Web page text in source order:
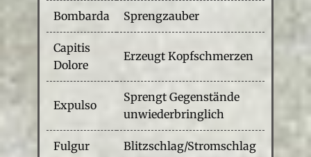
Bombarda Sprengzauber
Capitis
Dolore
Erzeugt Kopfschmerzen
Expulso
Sprengt Gegenstände
unwiederbringlich
Fulgur Blitzschlag/Stromschlag